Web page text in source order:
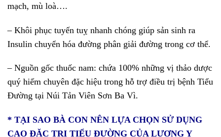
mạch, mù loà….
– Khôi phục tuyến tuỵ nhanh chóng giúp sản sinh ra
Insulin chuyển hóa đường phân giải đường trong cơ thể.
– Nguồn gốc thuốc nam: chứa 100% những vị thảo dược
quý hiếm chuyên đặc hiệu trong hỗ trợ điều trị bệnh Tiểu
Đường tại Núi Tản Viên Sơn Ba Vì.
* TẠI SAO BÀ CON NÊN LỰA CHỌN SỬ DỤNG
CAO ĐẶC TRỊ TIỂU ĐƯỜNG CỦA LƯƠNG Y